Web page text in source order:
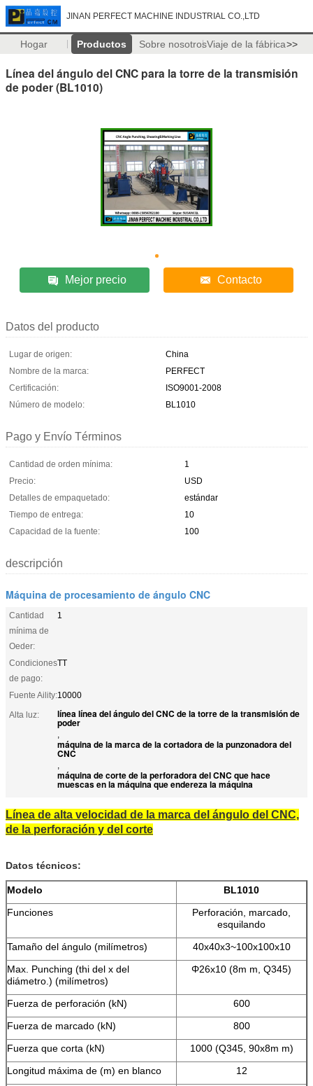
JINAN PERFECT MACHINE INDUSTRIAL CO.,LTD
Hogar Productos Sobre nosotrosViaje de la fábrica>>
Línea del ángulo del CNC para la torre de la transmisión
de poder (BL1010)
Mejor precio Contacto
Datos del producto
Lugar de origen:
China
Nombre de la marca:
PERFECT
Certificación:
ISO9001-2008
Número de modelo:
BL1010
Pago y Envío Términos
Cantidad de orden mínima:
1
Precio:
USD
Detalles de empaquetado:
estándar
Tiempo de entrega:
10
Capacidad de la fuente:
100
descripción
Máquina de procesamiento de ángulo CNC
Cantidad
mínima de
Oeder:
1
Condiciones
de pago:
TT
Fuente Aility:10000
Alta luz:
línea línea del ángulo del CNC de la torre de la transmisión de
poder
,
máquina de la marca de la cortadora de la punzonadora del
CNC
,
máquina de corte de la perforadora del CNC que hace
muescas en la máquina que endereza la máquina
Línea de alta velocidad de la marca del ángulo del CNC,
de la perforación y del corte
Datos técnicos:
Modelo
BL1010
Funciones
Perforación, marcado,
esquilando
Tamaño del ángulo (milímetros)
40х40х3~100х100х10
Max. Punching (thi del х del
diámetro.) (milímetros)
Φ26х10 (8m m, Q345)
Fuerza de perforación (kN)
600
Fuerza de marcado (kN)
800
Fuerza que corta (kN)
1000 (Q345, 90х8m m)
Longitud máxima de (m) en blanco
12